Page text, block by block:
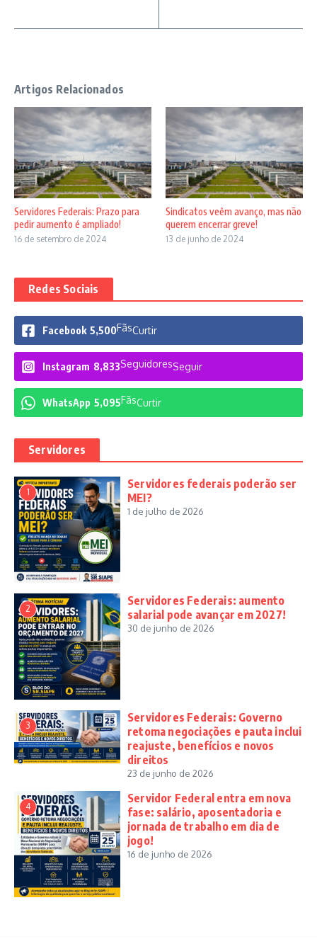
Artigos Relacionados
Servidores Federais: Prazo para
pedir aumento é ampliado!
16 de setembro de 2024
Sindicatos veêm avanço, mas não
querem encerrar greve!
13 de junho de 2024
Redes Sociais
Facebook 5,500FãsCurtir
Instagram 8,833SeguidoresSeguir
WhatsApp 5,095FãsCurtir
Servidores
1
Servidores federais poderão ser
MEI?
1 de julho de 2026
2
Servidores Federais: aumento
salarial pode avançar em 2027!
30 de junho de 2026
3
Servidores Federais: Governo
retoma negociações e pauta inclui
reajuste, benefícios e novos
direitos
23 de junho de 2026
4
Servidor Federal entra em nova
fase: salário, aposentadoria e
jornada de trabalho em dia de
jogo!
16 de junho de 2026